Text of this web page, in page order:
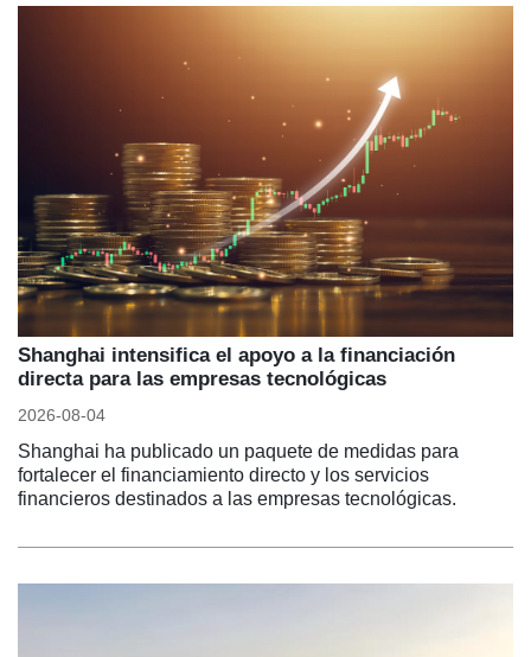
Shanghai intensifica el apoyo a la financiación
directa para las empresas tecnológicas
2026-08-04
Shanghai ha publicado un paquete de medidas para
fortalecer el financiamiento directo y los servicios
financieros destinados a las empresas tecnológicas.